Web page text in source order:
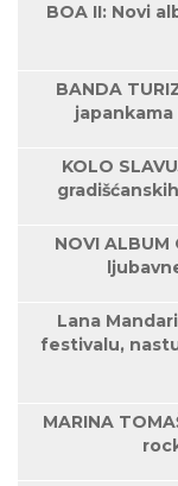
BOA II: Novi
BANDA
KOLO
NOVI ALBUM
Lana
festivalu,
MARINA